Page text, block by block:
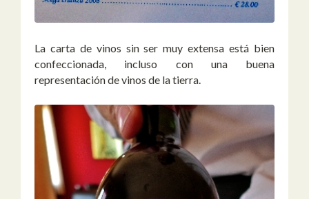
La carta de vinos sin ser muy extensa está bien
confeccionada, incluso con una buena
representación de vinos de la tierra.